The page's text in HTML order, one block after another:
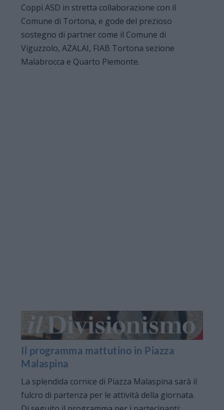
Coppi ASD in stretta collaborazione con il
Comune di Tortona, e gode del prezioso
sostegno di partner come il Comune di
Viguzzolo, AZALAI, FIAB Tortona sezione
Malabrocca e Quarto Piemonte.
Il programma mattutino in Piazza
Malaspina
La splendida cornice di Piazza Malaspina sarà il
fulcro di partenza per le attività della giornata.